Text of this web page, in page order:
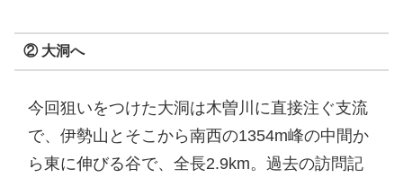
② 大洞へ
今回狙いをつけた大洞は木曽川に直接注ぐ支流
で、伊勢山とそこから南西の1354m峰の中間か
ら東に伸びる谷で、全長2.9km。過去の訪問記